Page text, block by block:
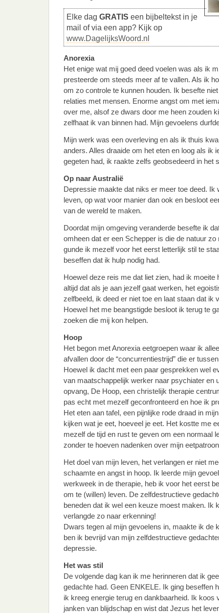
Elke dag GRATIS een bijbeltekst in je
mail of via een app? Kijk op
www.DagelijksWoord.nl
Anorexia
Het enige wat mij goed deed voelen was als ik
presteerde om steeds meer af te vallen. Als ik
om zo controle te kunnen houden. Ik besefte
relaties met mensen. Enorme angst om met
over me, alsof ze dwars door me heen zouden
zelfhaat ik van binnen had. Mijn gevoelens
Mijn werk was een overleving en als ik thuis
anders. Alles draaide om het eten en loog als ik
gegeten had, ik raakte zelfs geobsedeerd in het
Op naar Australië
Depressie maakte dat niks er meer toe deed. Ik
leven, op wat voor manier dan ook en besloot
van de wereld te maken.
Doordat mijn omgeving veranderde besefte ik
omheen dat er een Schepper is die de natuur
gunde ik mezelf voor het eerst letterlijk stil te
beseffen dat ik hulp nodig had.
Hoewel deze reis me dat liet zien, had ik moeite
altijd dat als je aan jezelf gaat werken, het
zelfbeeld, ik deed er niet toe en laat staan dat ik
Hoewel het me beangstigde besloot ik terug te
zoeken die mij kon helpen.
Hoop
Het begon met Anorexia eetgroepen waar ik
afvallen door de “concurrentiestrijd” die er
Hoewel ik dacht met een paar gesprekken wel
van maatschappelijk werker naar psychiater en
opvang, De Hoop, een christelijk therapie
pas echt met mezelf geconfronteerd en hoe ik
Het eten aan tafel, een pijnlijke rode draad in
kijken wat je eet, hoeveel je eet. Het kostte me
mezelf de tijd en rust te geven om een normaal
zonder te hoeven nadenken over mijn
Het doel van mijn leven, het verlangen er niet
schaamte en angst in hoop. Ik leerde mijn
werkweek in de therapie, heb ik voor het eerst
om te (willen) leven. De zelfdestructieve
beneden dat ik wel een keuze moest maken. Ik
verlangde zo naar erkenning!
Dwars tegen al mijn gevoelens in, maakte ik de
ben ik bevrijd van mijn zelfdestructieve
depressie.
Het was stil
De volgende dag kan ik me herinneren dat ik
gedachte had. Geen ENKELE. Ik ging beseffen
ik kreeg energie terug en dankbaarheid. Ik koos
janken van blijdschap en wist dat Jezus het